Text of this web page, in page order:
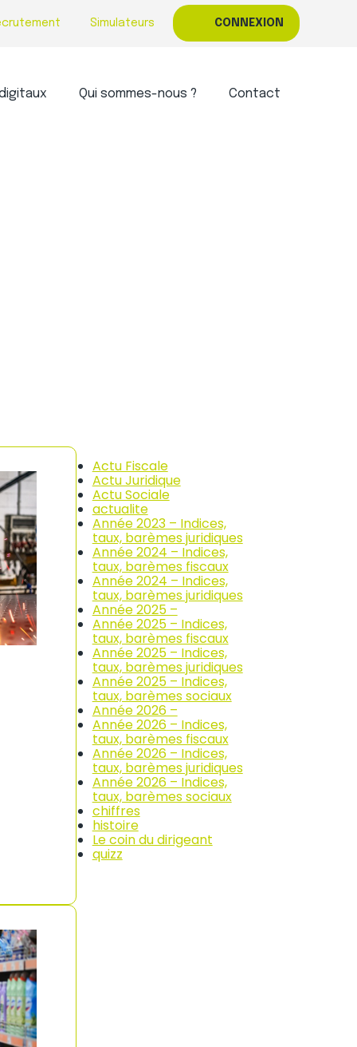
Simulateurs CONNEXION
Qui sommes-nous ? Contact
Actu Fiscale
Actu Juridique
Actu Sociale
actualite
Année 2023 – Indices,
taux, barèmes juridiques
Année 2024 – Indices,
taux, barèmes fiscaux
Année 2024 – Indices,
taux, barèmes juridiques
Année 2025 –
Année 2025 – Indices,
taux, barèmes fiscaux
Année 2025 – Indices,
taux, barèmes juridiques
Année 2025 – Indices,
taux, barèmes sociaux
Année 2026 –
Année 2026 – Indices,
taux, barèmes fiscaux
Année 2026 – Indices,
taux, barèmes juridiques
Année 2026 – Indices,
taux, barèmes sociaux
chiffres
histoire
Le coin du dirigeant
quizz